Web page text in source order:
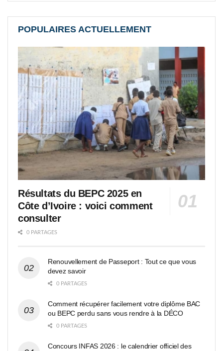
POPULAIRES ACTUELLEMENT
Résultats du BEPC 2025 en
Côte d’Ivoire : voici comment
consulter
0 PARTAGES
Renouvellement de Passeport : Tout ce que vous
devez savoir
0 PARTAGES
Comment récupérer facilement votre diplôme BAC
ou BEPC perdu sans vous rendre à la DÉCO
0 PARTAGES
Concours INFAS 2026 : le calendrier officiel des